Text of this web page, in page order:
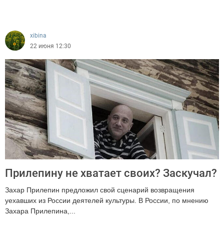
xibina
22 июня 12:30
Прилепину не хватает своих? Заскучал?
Захар Прилепин предложил свой сценарий возвращения
уехавших из России деятелей культуры. В России, по мнению
Захара Прилепина,...